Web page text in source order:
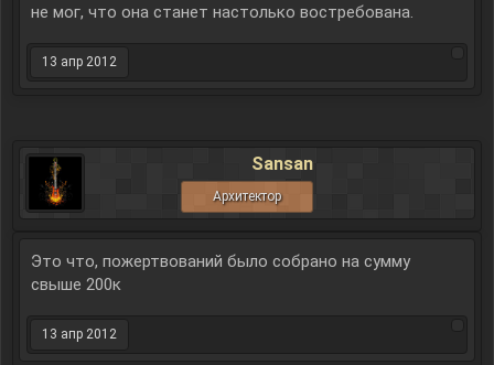
не мог, что она станет настолько востребована.
13 апр 2012
Sansan
Архитектор
Это что, пожертвований было собрано на сумму
свыше 200к
13 апр 2012